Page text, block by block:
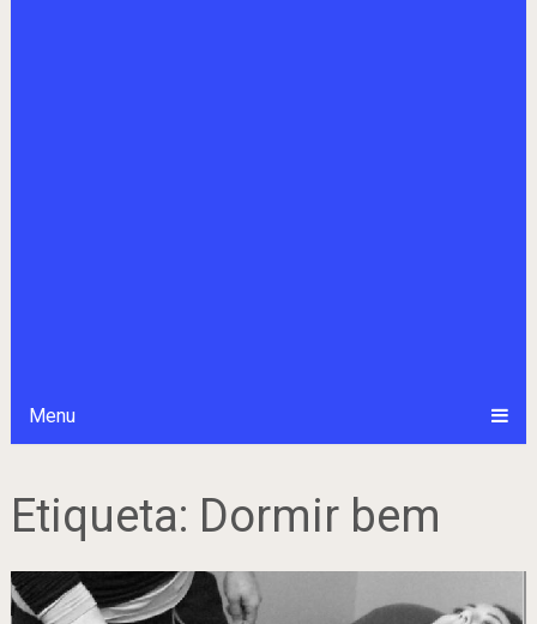
Menu
Etiqueta: Dormir bem